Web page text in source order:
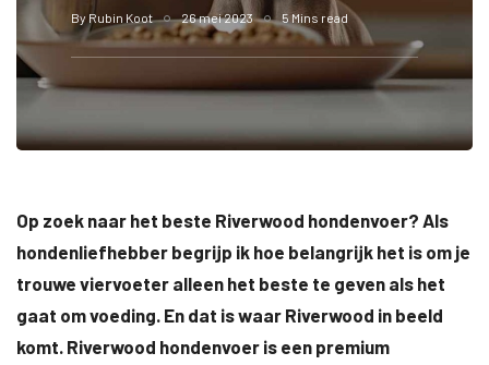
By Rubin Koot 26 mei 2023 5 Mins read
Op zoek naar het beste Riverwood hondenvoer? Als
hondenliefhebber begrijp ik hoe belangrijk het is om je
trouwe viervoeter alleen het beste te geven als het
gaat om voeding. En dat is waar Riverwood in beeld
komt. Riverwood hondenvoer is een premium